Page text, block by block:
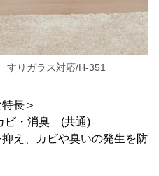
りガラス対応/H-351
長＞
ビ・消臭 (共通)
え、カビや臭いの発生を防